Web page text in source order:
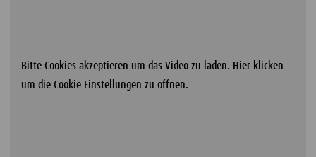
Bitte Cookies akzeptieren um das Video zu laden. Hier klicken
um die Cookie Einstellungen zu öffnen.